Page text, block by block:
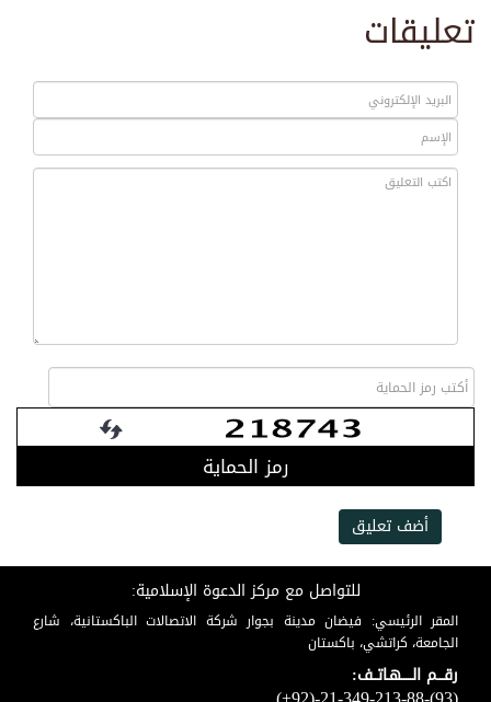
تعليقات
رمز الحماية
أضف تعليق
للتواصل مع مركز الدعوة الإسلامية:
المقر الرئيسي: فيضان مدينة بجوار شركة الاتصالات الباكستانية، شارع
الجامعة، كراتشي، باكستان
رقـــم الـــــهـاتــف: